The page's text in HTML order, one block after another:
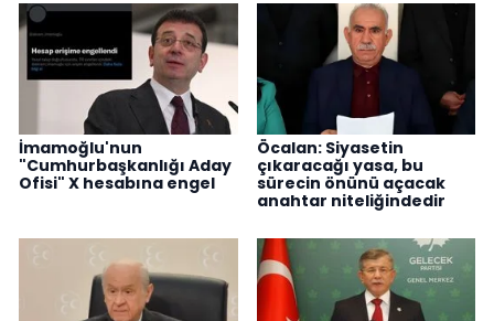
İmamoğlu'nun
"Cumhurbaşkanlığı Aday
Ofisi" X hesabına engel
Öcalan: Siyasetin
çıkaracağı yasa, bu
sürecin önünü açacak
anahtar niteliğindedir